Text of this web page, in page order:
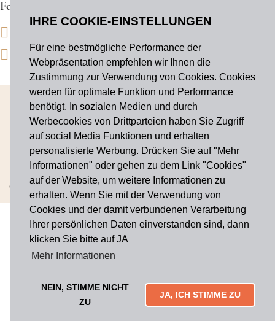
IHRE COOKIE-EINSTELLUNGEN
Für eine bestmögliche Performance der
Webpräsentation empfehlen wir Ihnen die
Zustimmung zur Verwendung von Cookies. Cookies
werden für optimale Funktion und Performance
benötigt. In sozialen Medien und durch
Werbecookies von Drittparteien haben Sie Zugriff
auf social Media Funktionen und erhalten
personalisierte Werbung. Drücken Sie auf "Mehr
Informationen" oder gehen zu dem Link "Cookies"
auf der Website, um weitere Informationen zu
erhalten. Wenn Sie mit der Verwendung von
Cookies und der damit verbundenen Verarbeitung
Ihrer persönlichen Daten einverstanden sind, dann
klicken Sie bitte auf JA
Mehr Informationen
NEIN, STIMME NICHT
ZU
JA, ICH STIMME ZU
Folge uns auf
Instagram
AGB
Widerrufsbelehrung
Impressum
Datenschutz
Cookies
Copyright © 2026 Haus der Manufakturen. Alle rechte vorbehalten